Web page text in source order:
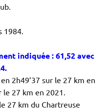
1984.
indiquée : 61,52 avec
2h49’37 sur le 27 km en
le 27 km en 2021.
27 km du Chartreuse